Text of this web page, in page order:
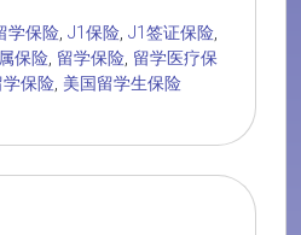
学保险, J1保险, J1签证保险,
保险, 留学保险, 留学医疗保
学保险, 美国留学生保险